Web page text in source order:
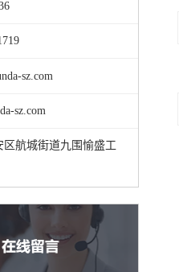
sz.com
sz.com
航城街道九围愉盛工